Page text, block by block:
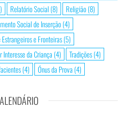
Relatório Social (8) Religião(8)
Social de Inserção(4)
e Fronteiras(5)
Interesse da Criança (4) Tradições(4)
(4) Ónus da Prova (4)